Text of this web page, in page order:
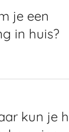
je een
in huis?
kun je